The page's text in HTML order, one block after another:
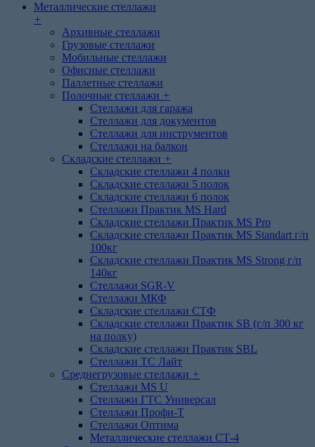
Металлические стеллажи
+
Архивные стеллажи
Грузовые стеллажи
Мобильные стеллажи
Офисные стеллажи
Паллетные стеллажи
Полочные стеллажи +
Стеллажи для гаража
Стеллажи для документов
Стеллажи для инструментов
Стеллажи на балкон
Складские стеллажи +
Складские стеллажи 4 полки
Складские стеллажи 5 полок
Складские стеллажи 6 полок
Стеллажи Практик MS Hard
Складские стеллажи Практик MS Pro
Складские стеллажи Практик MS Standart г/п
100кг
Складские стеллажи Практик MS Strong г/п
140кг
Стеллажи SGR-V
Стеллажи МКФ
Складские стеллажи СТФ
Складские стеллажи Практик SB (г/п 300 кг
на полку)
Складские стеллажи Практик SBL
Стеллажи ТС Лайт
Среднегрузовые стеллажи +
Стеллажи MS U
Стеллажи ГТС Универсал
Стеллажи Профи-Т
Стеллажи Оптима
Металлические стеллажи СТ-4